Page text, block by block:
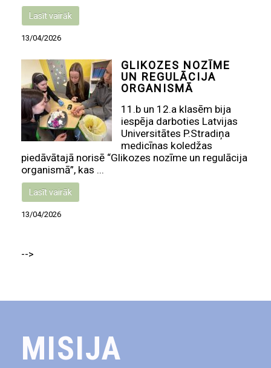
Lasīt vairāk
13/04/2026
GLIKOZES NOZĪME
UN REGULĀCIJA
ORGANISMĀ
11.b un 12.a klasēm bija
iespēja darboties Latvijas
Universitātes P.Stradiņa
medicīnas koledžas
piedāvātajā norisē “Glikozes nozīme un regulācija
organismā”, kas ...
Lasīt vairāk
13/04/2026
-->
MISIJA